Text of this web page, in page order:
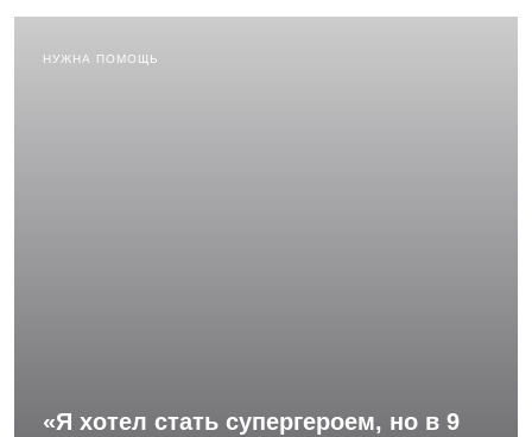
НУЖНА ПОМОЩЬ
«Я хотел стать супергероем, но в 9